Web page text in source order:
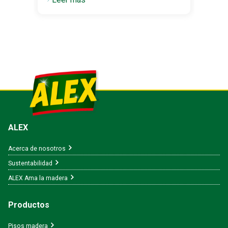
ALEX
Acerca de nosotros
Sustentabilidad
ALEX Ama la madera
Productos
Pisos madera